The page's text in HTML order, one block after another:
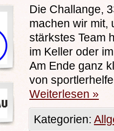
Die Challange,
machen wir mit,
stärkstes Team
im Keller oder
Am Ende ganz
von
Weiterlesen »
Kategorien: